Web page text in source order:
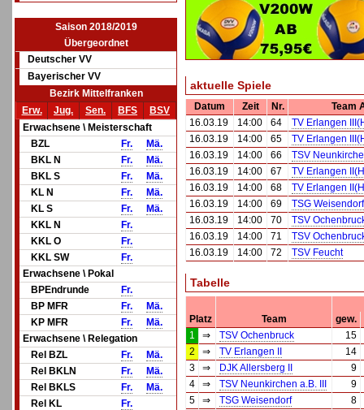
Saison 2018/2019
Übergeordnet
Deutscher VV
Bayerischer VV
Bezirk Mittelfranken
Erw.
Jug. Sen. BFS
BSV
Erwachsene \ Meisterschaft
BZL
Fr.
Mä.
BKL N
Fr.
Mä.
BKL S
Fr.
Mä.
KL N
Fr.
Mä.
KL S
Fr.
Mä.
KKL N
Fr.
KKL O
Fr.
KKL SW
Fr.
Erwachsene \ Pokal
BPEndrunde
Fr.
BP MFR
Fr.
Mä.
KP MFR
Fr.
Mä.
Erwachsene \ Relegation
Rel BZL
Fr.
Mä.
Rel BKLN
Fr.
Mä.
Rel BKLS
Fr.
Mä.
Rel KL
Fr.
aktuelle Spiele
Datum Zeit Nr.
Team
16.03.19
14:00 64
TV Erlangen
16.03.19
14:00 65
TV Erlangen
16.03.19
14:00 66
TSV
16.03.19
14:00 67
TV Erlangen
16.03.19
14:00 68
TV Erlangen
16.03.19
14:00 69
TSG Weisendorf
16.03.19
14:00 70
TSV
16.03.19
14:00 71
TSV
16.03.19
14:00 72 TSV Feucht
Tabelle
Platz Team
gew.
1
⇒ TSV Ochenbruck
15
2
⇒ TV Erlangen II
14
3
⇒ DJK Allersberg II
9
4
⇒ TSV Neunkirchen a.B. III
9
5
⇒ TSG Weisendorf
8